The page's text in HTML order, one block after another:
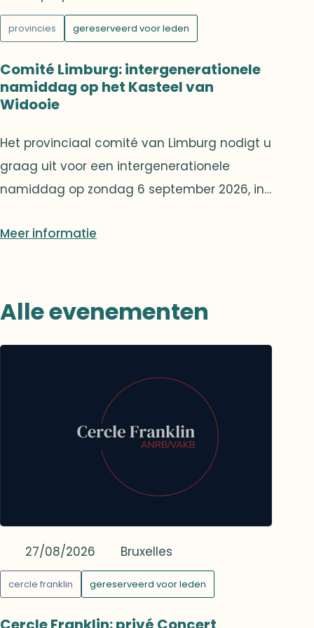
provincies gereserveerd voor leden
Comité Limburg: intergenerationele
namiddag op het Kasteel van
Widooie
Het provinciaal comité van Limburg nodigt u
graag uit voor een intergenerationele
namiddag op zondag 6 september 2026, in
familiale sfeer worden twee activiteiten
(apenbrug, boogschieten, reuzenkicker, enz.)
Villenfagne de Vogelsanck over de
overdracht van waarden. De deelnemers
krijgen ook de gelegenheid om het nieuwe
arboretum te ontdekken. De namiddag
wordt afgesloten met een gezellig
Meer informatie
Alle evenementen
27/08/2026 Bruxelles
cercle franklin gereserveerd voor leden